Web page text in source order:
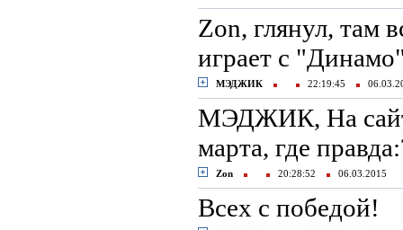
Zon, глянул, там
играет с
МЭДЖИК 22:19:45
МЭДЖИК, На
марта, где
Zon 20:28:52 06.03.2015
Всех с победой!